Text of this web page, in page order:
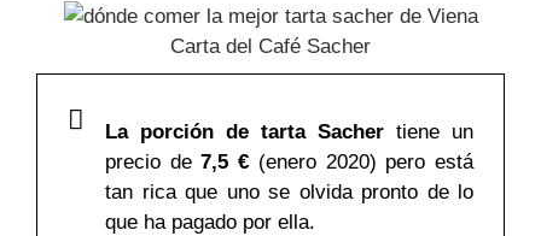
Carta del Café Sacher
La porción de tarta Sacher tiene un
precio de7,5 € (enero 2020) pero está
tan rica que uno se olvida pronto de lo
que ha pagado por ella.